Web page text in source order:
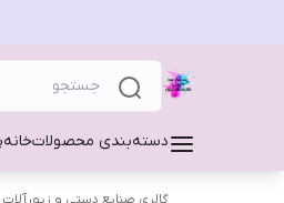
دسته‌بندی محصولاتخانه